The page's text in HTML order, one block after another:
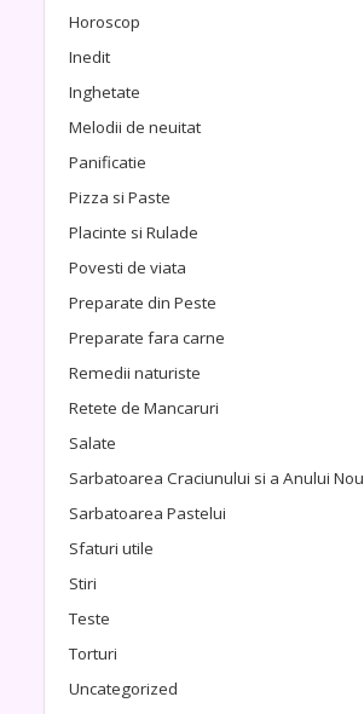
Horoscop
Inedit
Inghetate
Melodii de neuitat
Panificatie
Pizza si Paste
Placinte si Rulade
Povesti de viata
Preparate din Peste
Preparate fara carne
Remedii naturiste
Retete de Mancaruri
Salate
Sarbatoarea Craciunului si a Anului Nou
Sarbatoarea Pastelui
Sfaturi utile
Stiri
Teste
Torturi
Uncategorized